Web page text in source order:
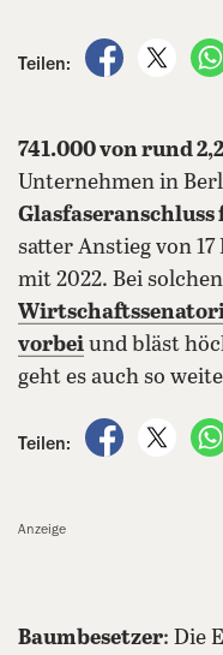
Teilen:
auf auf
741.000 von rund
Unternehmen in
satter Anstieg von
mit 2022. Bei
vorbei und bläst
geht es auch so
Teilen:
auf auf
Anzeige
Baumbesetzer: Die